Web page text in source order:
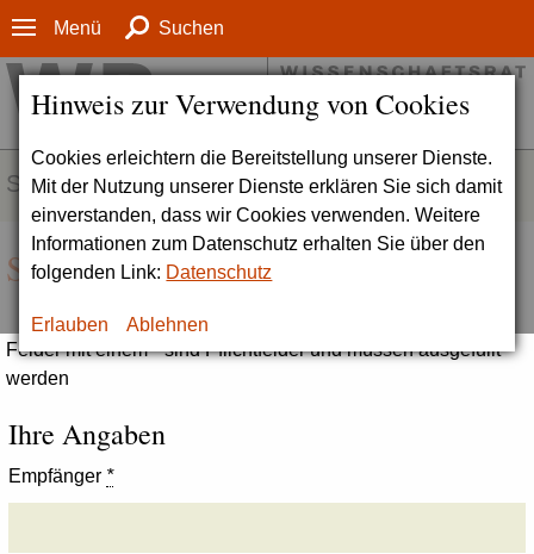
Hinweis zur Verwendung von Cookies
Cookies erleichtern die Bereitstellung unserer Dienste.
Mit der Nutzung unserer Dienste erklären Sie sich damit
einverstanden, dass wir Cookies verwenden. Weitere
Informationen zum Datenschutz erhalten Sie über den
folgenden Link: Datenschutz
Erlauben Ablehnen
Menü Suchen
SERVICE
Seite empfehlen
Felder mit einem * sind Pflichtfelder und müssen ausgefüllt
werden
Ihre Angaben
Empfänger *